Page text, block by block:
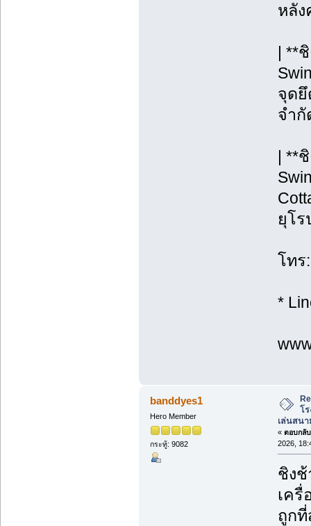
หลัง
| **
จุด
จำกั
| **
ยุโ
โทร
*
banddyes1
Hero Member
กระทู้: 9082
โ
เล่นสนา
« ตอบกลั
2026,
ชิงช้
เครื่
ถูกที่